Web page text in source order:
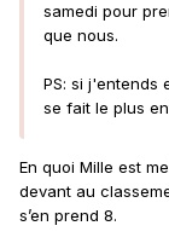
samedi pour
que nous.
PS: si j'entends
se fait le plus
En quoi Mille est
devant au
s’en prend 8.